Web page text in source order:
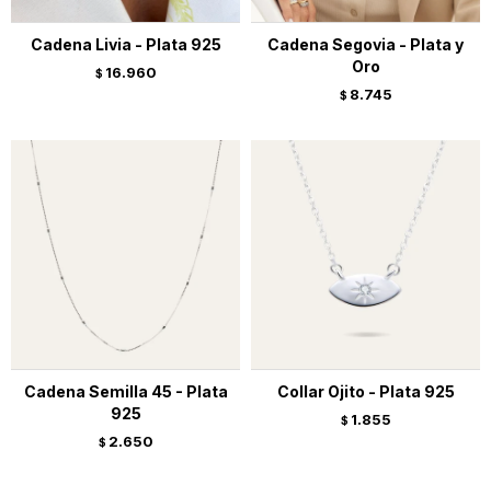
Cadena Livia - Plata 925
$ 16.960
Cadena Segovia - Plata y
Oro
$ 8.745
Cadena Semilla 45 - Plata
925
$ 2.650
Collar Ojito - Plata 925
$ 1.855